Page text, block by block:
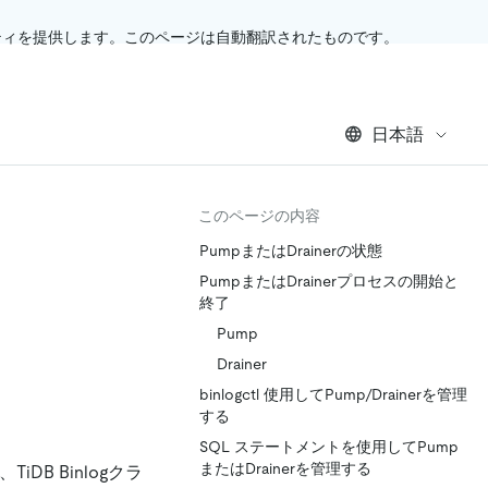
提供します。このページは自動翻訳されたものです。
日本語
TiDB Binlogクラ
このページの内容
PumpまたはDrainerの状態
PumpまたはDrainerプロセスの開始と
終了
Pump
Drainer
binlogctl 使用してPump/Drainerを管理
する
SQL ステートメントを使用してPump
またはDrainerを管理する